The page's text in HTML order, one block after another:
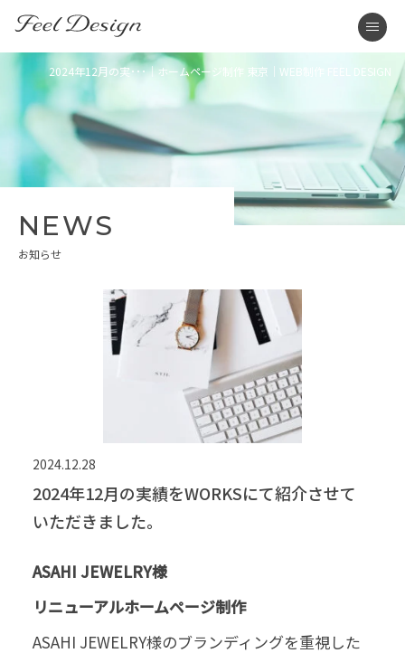
2024年12月の実･･･｜ホームページ制作 東京｜WEB制作 FEEL DESIGN
NEWS
お知らせ
2024.12.28
2024年12月の実績をWORKSにて紹介させて
いただきました。
ASAHI JEWELRY様
リニューアルホームページ制作
ASAHI JEWELRY様のブランディングを重視した